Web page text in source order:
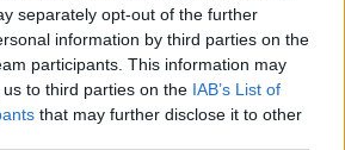
separately opt-out of the further
information by third parties on the
participants. This information may
to third parties on the IAB’s List of
that may further disclose it to other
tájékoztató
tájékoztató